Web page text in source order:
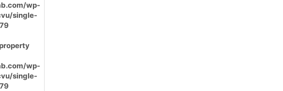
wp-
single-
79
wp-
single-
79